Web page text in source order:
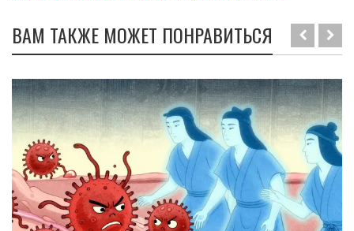
ВАМ ТАКЖЕ МОЖЕТ ПОНРАВИТЬСЯ